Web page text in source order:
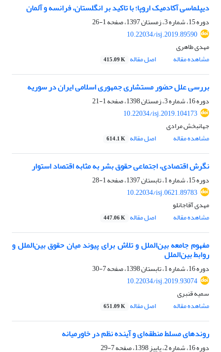
دیپلماسی آکادمیک اروپا؛ با تاکید بر انگلستان، فرانسه و آلمان
دوره 15، شماره 3، زمستان 1397، صفحه
1-26
10.22034/isj.2019.89590
مهدی طاهری
مشاهده مقاله
اصل مقاله 415.09 K
بررسی علل حضور مستشاری جمهوری اسلامی ایران در سوریه
دوره 16، شماره 3، زمستان 1398، صفحه
1-21
10.22034/isj.2019.104173
جهانبخش مرادی
مشاهده مقاله
اصل مقاله 614.1 K
نگرش اقتصادی، اجتماعی حقوق بشر به مثابه اقتصاد استوار
دوره 15، شماره 1، تابستان 1397، صفحه
1-28
10.22034/isj.0621.89783
مهدی آقاجانلو
مشاهده مقاله
اصل مقاله 447.06 K
مفهوم جامعه بین‏‌الملل و تلاش برای پیوند میان حقوق بین‏‌الملل و
روابط بین‌الملل
دوره 16، شماره 1، تابستان 1398، صفحه
7-30
10.22034/isj.2019.93074
سمیه قنبری
مشاهده مقاله
اصل مقاله 651.09 K
روندهای مسلط منطقه‌ای و آینده نظم در خاورمیانه
دوره 16، شماره 2، پاییز 1398، صفحه 7-29